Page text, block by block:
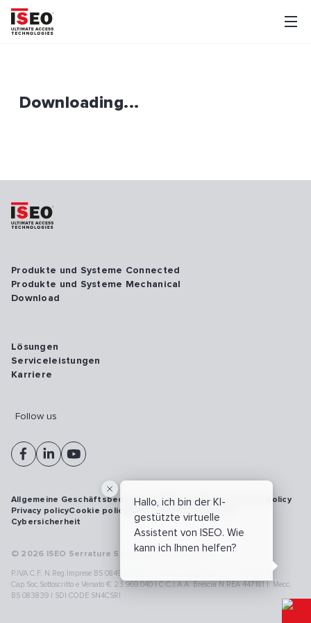
Downloading...
Hallo, ich bin der KI-
gestützte virtuelle
Assistent von ISEO. Wie
kann ich Ihnen helfen?
Produkte und Systeme Connected
Produkte und Systeme Mechanical
Download
Lösungen
Serviceleistungen
Karriere
Follow us
© 2026 ISEO Serrature S.p.A. All right reserved
P.IVA C.F. N.Reg.Imprese BS 08499190018 | Cap.Soc.Deliberato € 24.340.965 |
Cap.Soc.Sottoscritto e Versato € 23.969.040 | C.C.I.A.A. Brescia N.REA 447181 |. Mecc.
BS 083839 | SDI CODE SN4CSRI
Allgemeine GeschäftsbedingungenVulnerability disclosure policy
Privacy policyCookie policy Model 231
Whistleblowing
Cybersicherheit